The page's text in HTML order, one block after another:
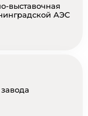
выставочная
АЭС